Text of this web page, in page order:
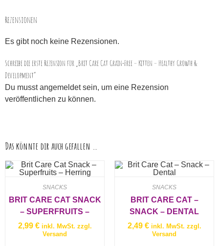
Rezensionen
Es gibt noch keine Rezensionen.
Schreibe die erste Rezension für „Brit Care Cat Grain-Free – Kitten – Healthy Growth &
Development“
Du musstangemeldetsein, um eine Rezension
veröffentlichen zu können.
Das könnte dir auch gefallen …
SNACKS
BRIT CARE CAT SNACK
– SUPERFRUITS –
HERRING
2,99 € inkl. MwSt. zzgl.
Versand
SNACKS
BRIT CARE CAT –
SNACK – DENTAL
2,49 € inkl. MwSt. zzgl.
Versand